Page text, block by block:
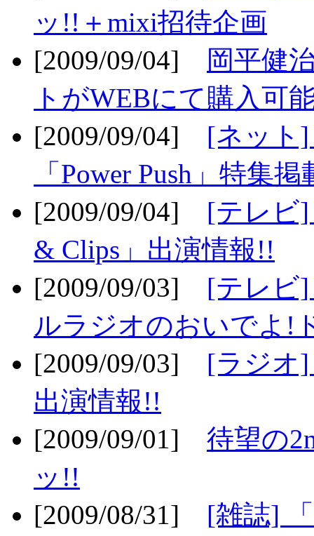
ッ!!＋mixi招待企画
[2009/09/04]
岡平健
トがWEBにて購入可
[2009/09/04] [ネット]
「Power Push」特集
[2009/09/04] [テレビ]
& Clips」出演情報!!
[2009/09/03] [テレビ
ルラジオのおいでよ!
[2009/09/03] [ラジオ]
出演情報!!
[2009/09/01] 待望の
ッ!!
[2009/08/31] [雑誌]